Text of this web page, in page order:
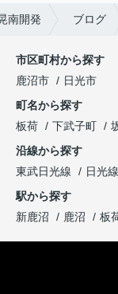
南開発 ブログ
市区町村から探す
鹿沼市
日光市
町名から探す
板荷
下武子町
沿線から探す
東武日光線
日光線
駅から探す
新鹿沼
鹿沼 板